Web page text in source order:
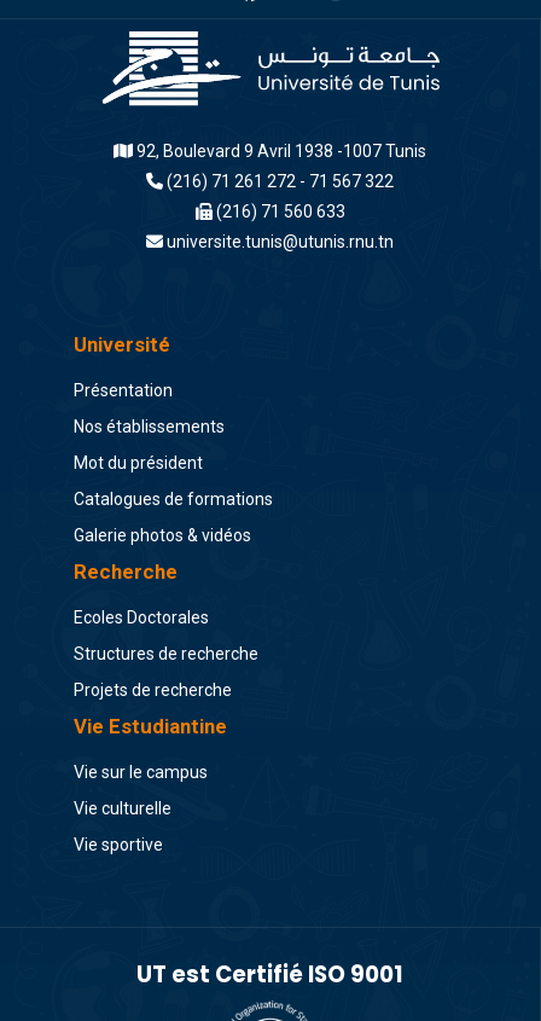
92, Boulevard 9 Avril 1938 -1007 Tunis
(216) 71 261 272 - 71 567 322
(216) 71 560 633
universite.tunis@utunis.rnu.tn
Université
Présentation
Nos établissements
Mot du président
Catalogues de formations
Galerie photos & vidéos
Recherche
Ecoles Doctorales
Structures de recherche
Projets de recherche
Vie Estudiantine
Vie sur le campus
Vie culturelle
Vie sportive
UT est Certifié ISO 9001